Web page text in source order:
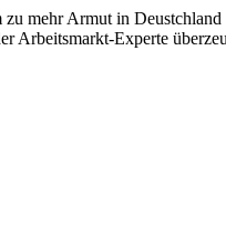
zu mehr Armut in
Arbeitsmarkt-Experte